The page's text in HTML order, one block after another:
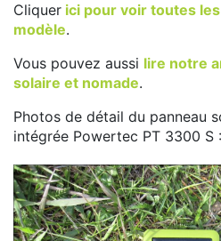
Cliquer ici pour voir toutes
modèle.
Vous pouvez aussi lire notre
solaire et nomade.
Photos de détail du panneau
intégrée Powertec PT 3300 S :